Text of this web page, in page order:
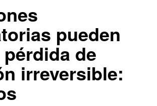
pueden
de
irreversible: